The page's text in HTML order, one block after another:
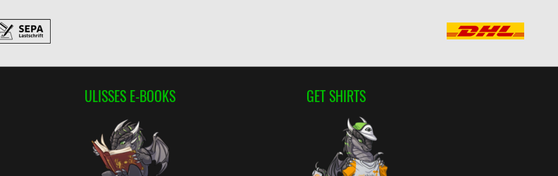
ULISSES E-BOOKS GET SHIRTS